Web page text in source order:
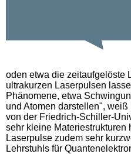
oden etwa die zeitaufgelöste
ultrakurzen Laserpulsen
Phänomene, etwa
und Atomen darstellen",
von der Friedrich-Schiller-
sehr kleine Materiestrukturen
Laserpulse zudem sehr
Lehrstuhls für